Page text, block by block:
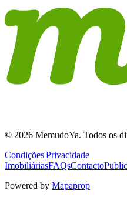
© 2026 MemudoYa. Todos os
Condições|Privacidade
ImobiliáriasFAQsContacto
Powered by Mapaprop